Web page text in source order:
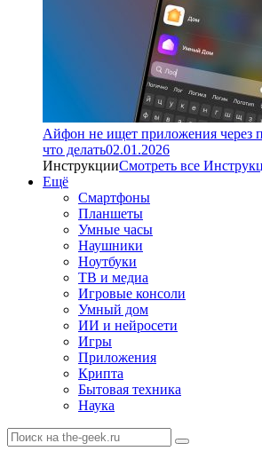
Айфон не ищет приложения через
что делать02.01.2026
ИнструкцииСмотреть все
Ещё
Смартфоны
Планшеты
Умные часы
Наушники
Ноутбуки
ТВ и медиа
Игровые консоли
Умный дом
ИИ и нейросети
Игры
Приложения
Крипта
Бытовая техника
Наука